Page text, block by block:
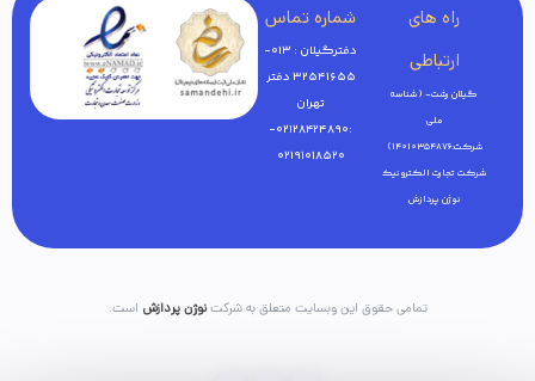
راه های
ارتباطی
گیلان رشت- ( شناسه
ملی
شرکت:14010354876)
شرکت تجارت الکترونیک
نوژن پردازش
شماره تماس
دفترگیلان : 013-
32541655 دفتر
تهران
:02128424890-
02191018520
تمامی حقوق این وبسایت متعلق به شرکتنوژن پردازش است.